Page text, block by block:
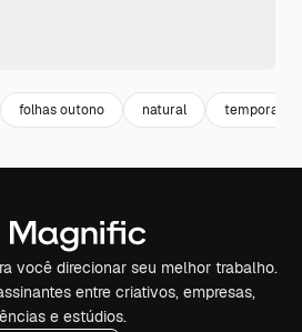
folhas outono natural temporada
você direcionar seu melhor trabalho.
entre criativos, empresas,
e estúdios.